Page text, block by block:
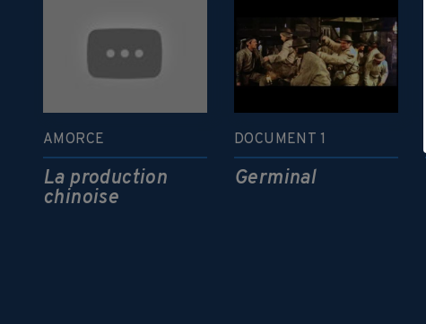
AMORCE
La production
chinoise
DOCUMENT 1
Germinal